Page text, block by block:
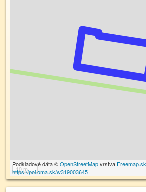
10 m
Podkladové dáta ©OpenStreetMapvrstva Freemap.sk
https://poi.oma.sk/w319003645